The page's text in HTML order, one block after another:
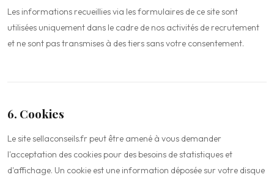
Les informations recueillies via les formulaires de ce site sont
utilisées uniquement dans le cadre de nos activités de recrutement
et ne sont pas transmises à des tiers sans votre consentement.
6. Cookies
Le site sellaconseils.fr peut être amené à vous demander
l'acceptation des cookies pour des besoins de statistiques et
d'affichage. Un cookie est une information déposée sur votre disque